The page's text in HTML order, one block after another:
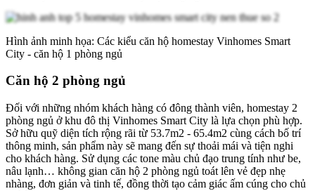
Hình ảnh minh họa: Các kiểu căn hộ homestay Vinhomes Smart
City - căn hộ 1 phòng ngủ
Căn hộ 2 phòng ngủ
Đối với những nhóm khách hàng có đông thành viên, homestay 2
phòng ngủ ở khu đô thị Vinhomes Smart City là lựa chọn phù hợp.
Sở hữu quỹ diện tích rộng rãi từ 53.7m2 - 65.4m2 cùng cách bố trí
thông minh, sản phẩm này sẽ mang đến sự thoải mái và tiện nghi
cho khách hàng. Sử dụng các tone màu chủ đạo trung tính như be,
nâu lạnh… không gian căn hộ 2 phòng ngủ toát lên vẻ đẹp nhẹ
nhàng, đơn giản và tinh tế, đồng thời tạo cảm giác ấm cúng cho chủ